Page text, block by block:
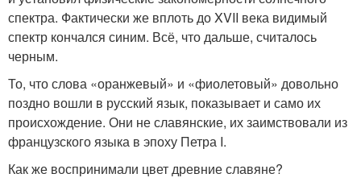
спектра. Фактически же вплоть до XVII века видимый
спектр кончался синим. Всё, что дальше, считалось
черным.
То, что слова «оранжевый» и «фиолетовый» довольно
поздно вошли в русский язык, показывает и само их
происхождение. Они не славянские, их заимствовали из
французского языка в эпоху Петра I.
Как же воспринимали цвет древние славяне?